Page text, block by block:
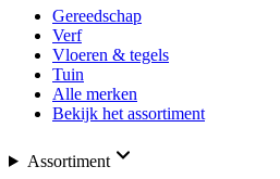
Gereedschap
Verf
Vloeren & tegels
Tuin
Alle merken
Bekijk het assortiment
Assortiment